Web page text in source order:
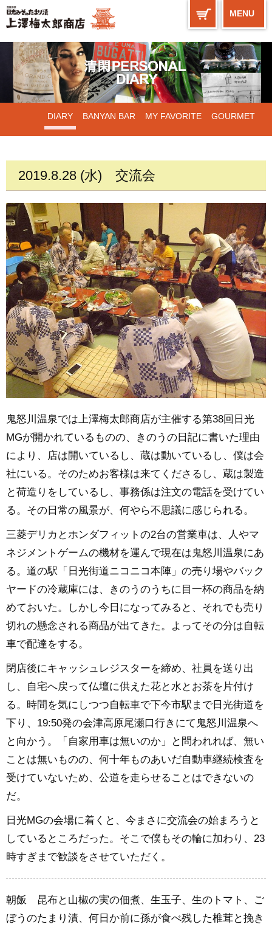
MENU
DIARY BANYAN BAR MY FAVORITE GOURMET
2019.8.28 (水) 交流会
鬼怒川温泉では上澤梅太郎商店が主催する第38回日光
MGが開かれているものの、きのうの日記に書いた理由
により、店は開いているし、蔵は動いているし、僕は会
社にいる。そのためお客様は来てくださるし、蔵は製造
と荷造りをしているし、事務係は注文の電話を受けてい
る。その日常の風景が、何やら不思議に感じられる。
三菱デリカとホンダフィットの2台の営業車は、人やマ
ネジメントゲームの機材を運んで現在は鬼怒川温泉にあ
る。道の駅「日光街道ニコニコ本陣」の売り場やバック
ヤードの冷蔵庫には、きのうのうちに目一杯の商品を納
めておいた。しかし今日になってみると、それでも売り
切れの懸念される商品が出てきた。よってその分は自転
車で配達をする。
閉店後にキャッシュレジスターを締め、社員を送り出
し、自宅へ戻って仏壇に供えた花と水とお茶を片付け
る。時間を気にしつつ自転車で下今市駅まで日光街道を
下り、19:50発の会津高原尾瀬口行きにて鬼怒川温泉へ
と向かう。「自家用車は無いのか」と問われれば、無い
ことは無いものの、何十年ものあいだ自動車継続検査を
受けていないため、公道を走らせることはできないの
だ。
日光MGの会場に着くと、今まさに交流会の始まろうと
しているところだった。そこで僕もその輪に加わり、23
時すぎまで歓談をさせていただく。
朝飯 昆布と山椒の実の佃煮、生玉子、生のトマト、ご
ぼうのたまり漬、何日か前に孫が食べ残した椎茸と挽き